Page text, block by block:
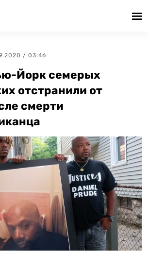
/ 03:46
Йорк семерых
отстранили от
смерти